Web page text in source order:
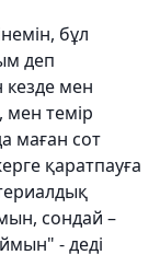
бұл
деп
кезде мен
мен темір
маған сот
қаратпауға
сондай –
- деді